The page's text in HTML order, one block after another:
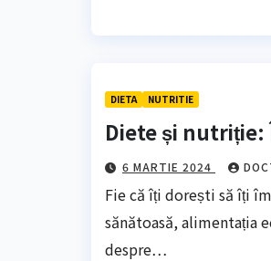
DIETA NUTRITIE
Diete și
6 MARTIE 2024
Fie că îți dorești să îți
sănătoasă, alimentația
despre…